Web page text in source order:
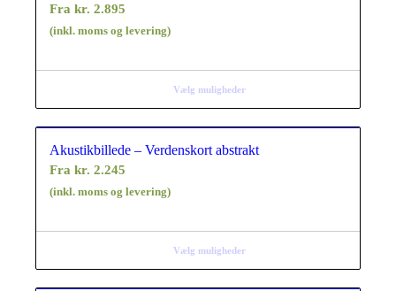
Frakr. 2.895
(inkl. moms og levering)
Vælg muligheder
Akustikbillede – Verdenskort abstrakt
Frakr. 2.245
(inkl. moms og levering)
Vælg muligheder